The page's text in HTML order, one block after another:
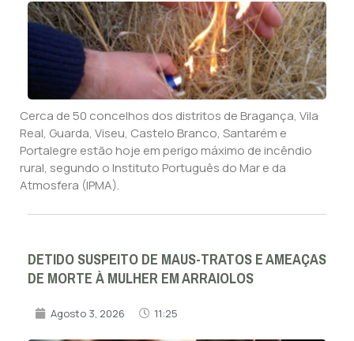
Cerca de 50 concelhos dos distritos de Bragança, Vila
Real, Guarda, Viseu, Castelo Branco, Santarém e
Portalegre estão hoje em perigo máximo de incêndio
rural, segundo o Instituto Português do Mar e da
Atmosfera (IPMA).
DETIDO SUSPEITO DE MAUS-TRATOS E AMEAÇAS
DE MORTE À MULHER EM ARRAIOLOS
Agosto 3, 2026 11:25